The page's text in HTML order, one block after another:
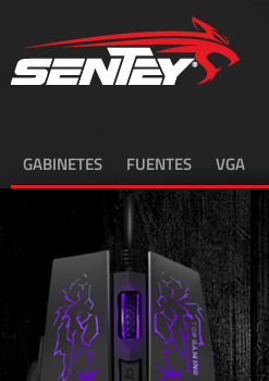
GABINETES FUENTES VGA